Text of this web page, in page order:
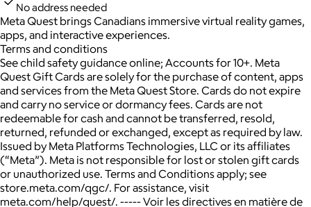
No address needed
Meta Quest brings Canadians immersive virtual reality games,
apps, and interactive experiences.
Terms and conditions
See child safety guidance online; Accounts for 10+. Meta
Quest Gift Cards are solely for the purchase of content, apps
and services from the Meta Quest Store. Cards do not expire
and carry no service or dormancy fees. Cards are not
redeemable for cash and cannot be transferred, resold,
returned, refunded or exchanged, except as required by law.
Issued by Meta Platforms Technologies, LLC or its affiliates
(“Meta”). Meta is not responsible for lost or stolen gift cards
or unauthorized use. Terms and Conditions apply; see
store.meta.com/qgc/. For assistance, visit
meta.com/help/quest/. ----- Voir les directives en matière de